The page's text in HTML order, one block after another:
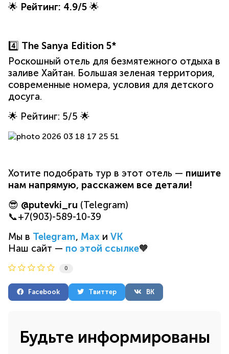
🌟 Рейтинг: 4.9/5 🌟
4️⃣ The Sanya Edition 5*
Роскошный отель для безмятежного отдыха в
заливе Хайтан. Большая зеленая территория,
современные номера, условия для детского
досуга.
🌟 Рейтинг: 5/5 🌟
Хотите подобрать тур в этот отель — пишите
нам напрямую, расскажем все детали!
😎 @putevki_ru (Telegram)
📞+7(903)-589-10-39
Мы в Telegram, Max и VK
Наш сайт — по этой ссылке🧡
0
Facebook Твиттер ВК
Будьте информированы